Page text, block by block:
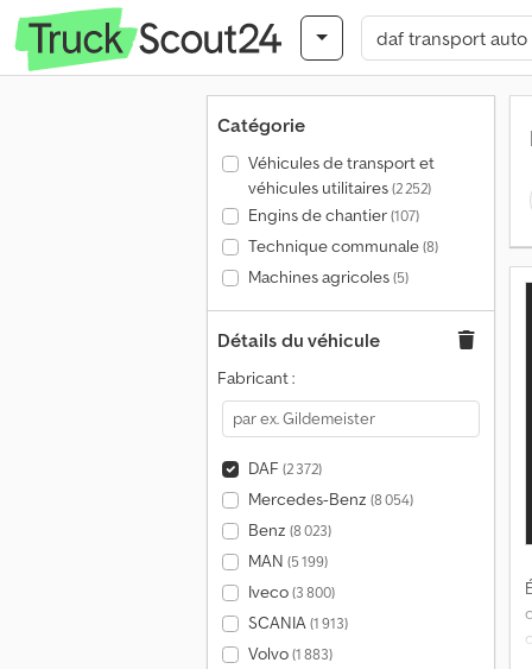
Catégorie
Véhicules de transport et
véhicules utilitaires(2 252)
Engins de chantier(107)
Technique communale(8)
Machines agricoles(5)
Détails du véhicule
Fabricant :
DAF (2 372)
Mercedes-Benz (8 054)
Benz (8 023)
MAN (5 199)
Iveco(3 800)
SCANIA(1 913)
Volvo(1 883)